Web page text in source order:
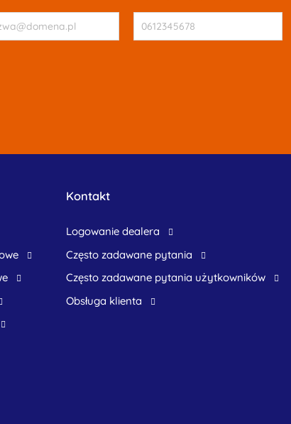
Kontakt
logowanie dealera
Często zadawane pytania
często zadawane pytania użytkowników
obsługa klienta